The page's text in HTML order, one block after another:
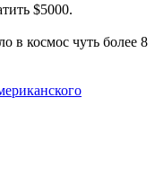
$5000.
в космос чуть более 8